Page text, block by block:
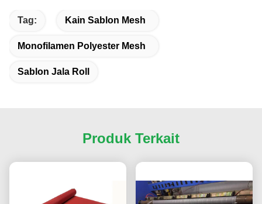
Tag: Kain Sablon Mesh
Monofilamen Polyester Mesh
Sablon Jala Roll
Produk Terkait